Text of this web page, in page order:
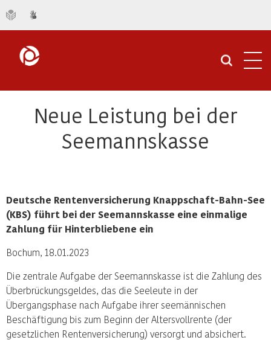
Neue Leistung bei der
Seemannskasse
Deutsche Rentenversicherung Knappschaft-Bahn-See
(KBS) führt bei der Seemannskasse eine einmalige
Zahlung für Hinterbliebene ein
Bochum, 18.01.2023
Die zentrale Aufgabe der Seemannskasse ist die Zahlung des
Überbrückungsgeldes, das die Seeleute in der
Übergangsphase nach Aufgabe ihrer seemännischen
Beschäftigung bis zum Beginn der Altersvollrente (der
gesetzlichen Rentenversicherung) versorgt und absichert.